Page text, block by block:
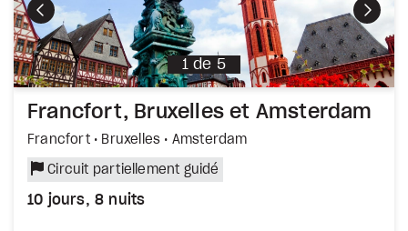
Précédent
1 de 5
Francfort, Bruxelles et Amsterdam
Francfort • Bruxelles • Amsterdam
Circuit partiellement guidé
10 jours, 8 nuits